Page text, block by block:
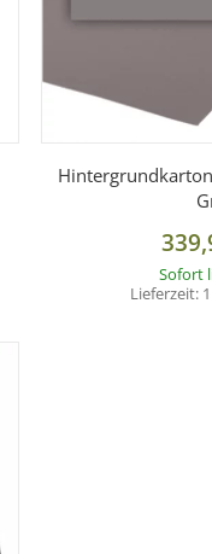
Sofort
Lieferzeit: